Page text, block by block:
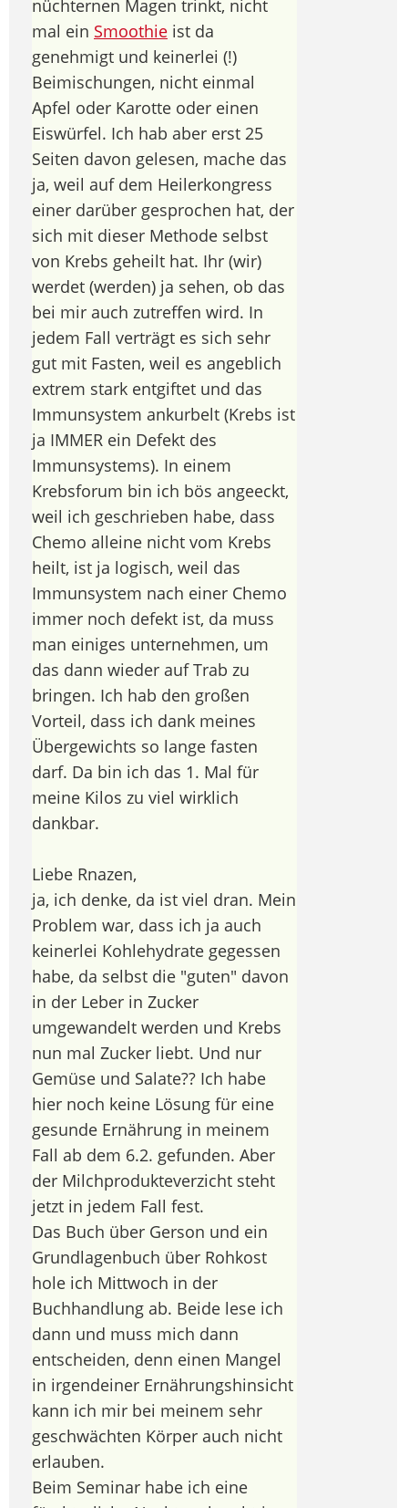
nüchternen Magen trinkt, nicht
mal ein Smoothie ist da
genehmigt und keinerlei (!)
Beimischungen, nicht einmal
Apfel oder Karotte oder einen
Eiswürfel. Ich hab aber erst 25
Seiten davon gelesen, mache das
ja, weil auf dem Heilerkongress
einer darüber gesprochen hat, der
sich mit dieser Methode selbst
von Krebs geheilt hat. Ihr (wir)
werdet (werden) ja sehen, ob das
bei mir auch zutreffen wird. In
jedem Fall verträgt es sich sehr
gut mit Fasten, weil es angeblich
extrem stark entgiftet und das
Immunsystem ankurbelt (Krebs ist
ja IMMER ein Defekt des
Immunsystems). In einem
Krebsforum bin ich bös angeeckt,
weil ich geschrieben habe, dass
Chemo alleine nicht vom Krebs
heilt, ist ja logisch, weil das
Immunsystem nach einer Chemo
immer noch defekt ist, da muss
man einiges unternehmen, um
das dann wieder auf Trab zu
bringen. Ich hab den großen
Vorteil, dass ich dank meines
Übergewichts so lange fasten
darf. Da bin ich das 1. Mal für
meine Kilos zu viel wirklich
dankbar.
Liebe Rnazen,
ja, ich denke, da ist viel dran. Mein
Problem war, dass ich ja auch
keinerlei Kohlehydrate gegessen
habe, da selbst die "guten" davon
in der Leber in Zucker
umgewandelt werden und Krebs
nun mal Zucker liebt. Und nur
Gemüse und Salate?? Ich habe
hier noch keine Lösung für eine
gesunde Ernährung in meinem
Fall ab dem 6.2. gefunden. Aber
der Milchprodukteverzicht steht
jetzt in jedem Fall fest.
Das Buch über Gerson und ein
Grundlagenbuch über Rohkost
hole ich Mittwoch in der
Buchhandlung ab. Beide lese ich
dann und muss mich dann
entscheiden, denn einen Mangel
in irgendeiner Ernährungshinsicht
kann ich mir bei meinem sehr
geschwächten Körper auch nicht
erlauben.
Beim Seminar habe ich eine